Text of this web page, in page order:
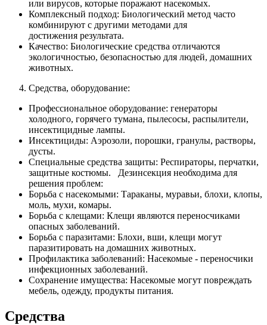
или вирусов, которые поражают насекомых.
Комплексный подход: Биологический метод часто
комбинируют с другими методами для
достижения результата.
Качество: Биологические средства отличаются
экологичностью, безопасностью для людей, домашних
животных.
Средства, оборудование:
Профессиональное оборудование: генераторы
холодного, горячего тумана, пылесосы, распылители,
инсектицидные лампы.
Инсектициды: Аэрозоли, порошки, гранулы, растворы,
дусты.
Специальные средства защиты: Респираторы, перчатки,
защитные костюмы. Дезинсекция необходима для
решения проблем:
Борьба с насекомыми: Тараканы, муравьи, блохи, клопы,
моль, мухи, комары.
Борьба с клещами: Клещи являются переносчиками
опасных заболеваний.
Борьба с паразитами: Блохи, вши, клещи могут
паразитировать на домашних животных.
Профилактика заболеваний: Насекомые - переносчики
инфекционных заболеваний.
Сохранение имущества: Насекомые могут повреждать
мебель, одежду, продукты питания.
Средства